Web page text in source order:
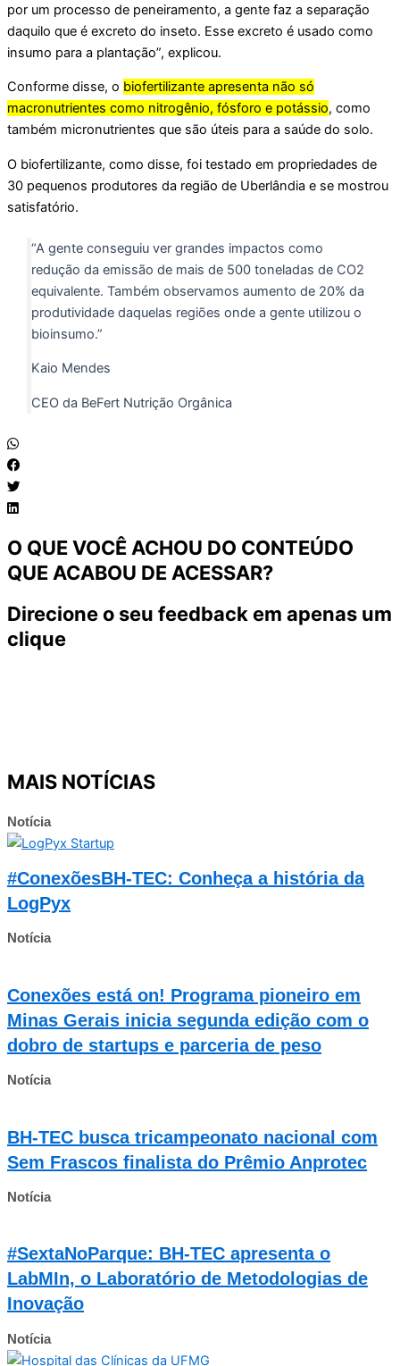
por um processo de peneiramento, a gente faz a separação
daquilo que é excreto do inseto. Esse excreto é usado como
insumo para a plantação”, explicou.
Conforme disse, o biofertilizante apresenta não só
macronutrientes como nitrogênio, fósforo e potássio, como
também micronutrientes que são úteis para a saúde do solo.
O biofertilizante, como disse, foi testado em propriedades de
30 pequenos produtores da região de Uberlândia e se mostrou
satisfatório.
“A gente conseguiu ver grandes impactos como
redução da emissão de mais de 500 toneladas de CO2
equivalente. Também observamos aumento de 20% da
produtividade daquelas regiões onde a gente utilizou o
bioinsumo.”
Kaio Mendes
CEO da BeFert Nutrição Orgânica
O QUE VOCÊ ACHOU DO CONTEÚDO
QUE ACABOU DE ACESSAR?
Direcione o seu feedback em apenas um
clique
MAIS NOTÍCIAS
Notícia
#ConexõesBH-TEC: Conheça a história da
LogPyx
Notícia
Conexões está on! Programa pioneiro em
Minas Gerais inicia segunda edição com o
dobro de startups e parceria de peso
Notícia
BH-TEC busca tricampeonato nacional com
Sem Frascos finalista do Prêmio Anprotec
Notícia
#SextaNoParque: BH-TEC apresenta o
LabMIn, o Laboratório de Metodologias de
Inovação
Notícia